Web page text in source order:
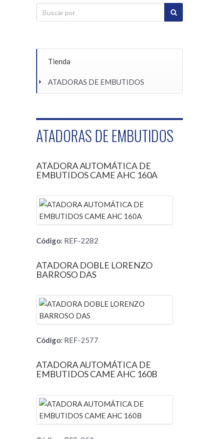
Tienda
ATADORAS DE EMBUTIDOS
ATADORAS DE EMBUTIDOS
ATADORA AUTOMÁTICA DE
EMBUTIDOS CAME AHC 160A
Código: REF-2282
ATADORA DOBLE LORENZO
BARROSO DAS
Código: REF-2577
ATADORA AUTOMÁTICA DE
EMBUTIDOS CAME AHC 160B